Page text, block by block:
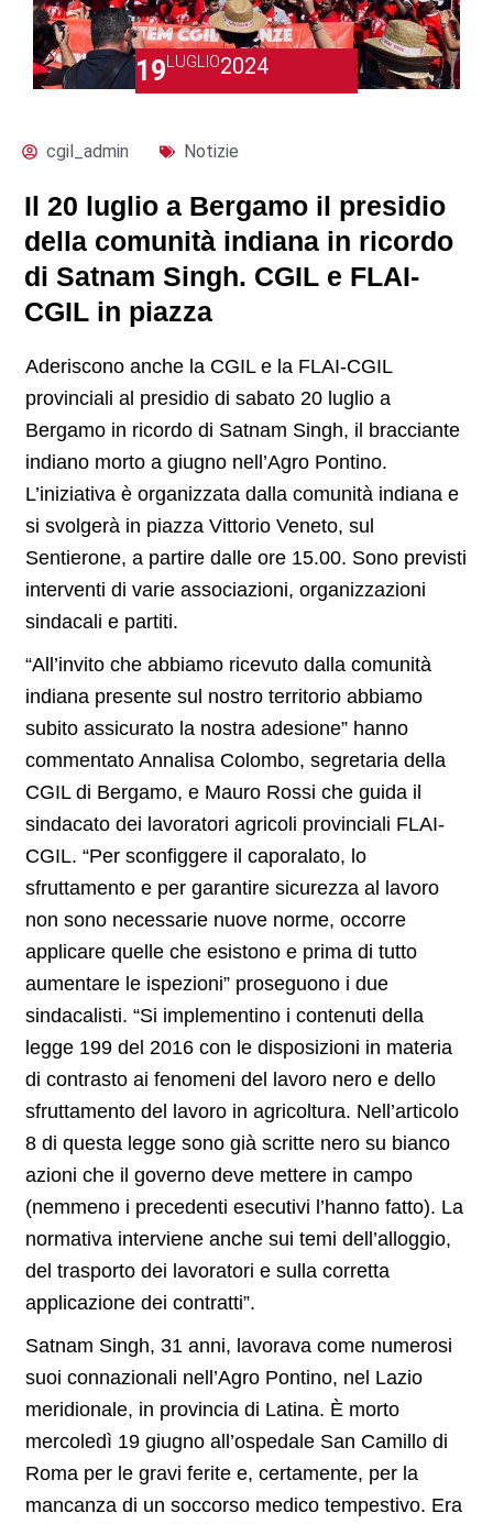
19LUGLIO2024
cgil_admin Notizie
Il 20 luglio a Bergamo il presidio
della comunità indiana in ricordo
di Satnam Singh. CGIL e FLAI-
CGIL in piazza
Aderiscono anche la CGIL e la FLAI-CGIL
provinciali al presidio di sabato 20 luglio a
Bergamo in ricordo di Satnam Singh, il bracciante
indiano morto a giugno nell’Agro Pontino.
L’iniziativa è organizzata dalla comunità indiana e
si svolgerà in piazza Vittorio Veneto, sul
Sentierone, a partire dalle ore 15.00. Sono previsti
interventi di varie associazioni, organizzazioni
sindacali e partiti.
“All’invito che abbiamo ricevuto dalla comunità
indiana presente sul nostro territorio abbiamo
subito assicurato la nostra adesione” hanno
commentato Annalisa Colombo, segretaria della
CGIL di Bergamo, e Mauro Rossi che guida il
sindacato dei lavoratori agricoli provinciali FLAI-
CGIL. “Per sconfiggere il caporalato, lo
sfruttamento e per garantire sicurezza al lavoro
non sono necessarie nuove norme, occorre
applicare quelle che esistono e prima di tutto
aumentare le ispezioni” proseguono i due
sindacalisti. “Si implementino i contenuti della
legge 199 del 2016 con le disposizioni in materia
di contrasto ai fenomeni del lavoro nero e dello
sfruttamento del lavoro in agricoltura. Nell’articolo
8 di questa legge sono già scritte nero su bianco
azioni che il governo deve mettere in campo
(nemmeno i precedenti esecutivi l’hanno fatto). La
normativa interviene anche sui temi dell’alloggio,
del trasporto dei lavoratori e sulla corretta
applicazione dei contratti”.
Satnam Singh, 31 anni, lavorava come numerosi
suoi connazionali nell’Agro Pontino, nel Lazio
meridionale, in provincia di Latina. È morto
mercoledì 19 giugno all’ospedale San Camillo di
Roma per le gravi ferite e, certamente, per la
mancanza di un soccorso medico tempestivo. Era